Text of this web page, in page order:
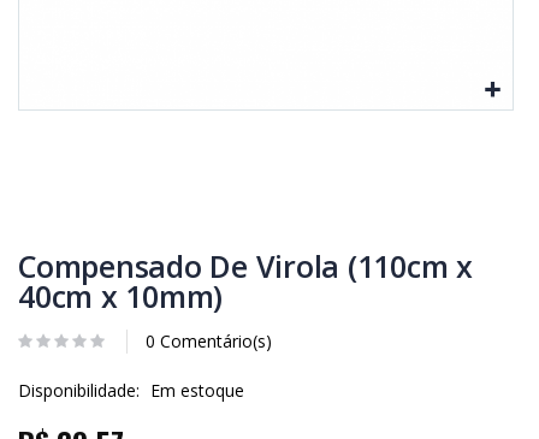
Compensado De Virola (110cm x
40cm x 10mm)
0 Comentário(s)
Disponibilidade: Em estoque